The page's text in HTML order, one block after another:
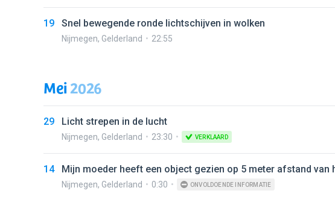
19 Snel bewegende ronde lichtschijven in wolken
Nijmegen, Gelderland 22:55
Mei2026
29 Licht strepen in de lucht
Nijmegen, Gelderland 23:30 VERKLAARD
14 Mijn moeder heeft een object gezien op 5 meter afstand van
Nijmegen, Gelderland 0:30 ONVOLDOENDE INFORMATIE